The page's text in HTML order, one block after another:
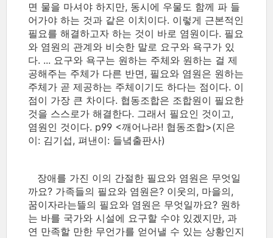
면 물을 마셔야 하지만, 동시에 우물도 함께 파 들
어가야 하는 것과 같은 이치이다. 이렇게 근본적인
필요를 해결하고자 하는 것이 바로 염원이다. 필요
와 염원의 관계와 비슷한 말로 요구와 욕구가 있
다. ... 요구와 욕구는 원하는 주체와 원하는 걸 제
공해주는 주체가 다른 반면, 필요와 염원은 원하는
주체가 곧 제공하는 주체이기도 하다는 점이다. 이
점이 가장 큰 차이다. 협동조합은 조합원이 필요한
것을 스스로가 해결한다. 그래서 필요인 것이고,
염원인 것이다. p99 <깨어나라! 협동조합>(지은
이: 김기섭, 펴낸이: 들녘출판사)
장애를 가진 이의 간절한 필요와 염원은 무엇일
까요? 가족들의 필요와 염원은? 이웃의, 마을의,
꿈이자라는뜰의 필요와 염원은 무엇일까요? 원하
는 바를 국가와 시설에 요구할 수야 있겠지만, 과
연 만족할 만한 무언가를 얻어낼 수 있는 상황인지